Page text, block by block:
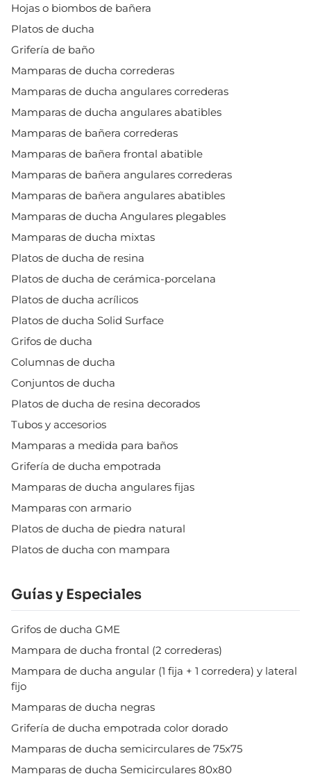
Hojas o biombos de bañera
Platos de ducha
Grifería de baño
Mamparas de ducha correderas
Mamparas de ducha angulares correderas
Mamparas de ducha angulares abatibles
Mamparas de bañera correderas
Mamparas de bañera frontal abatible
Mamparas de bañera angulares correderas
Mamparas de bañera angulares abatibles
Mamparas de ducha Angulares plegables
Mamparas de ducha mixtas
Platos de ducha de resina
Platos de ducha de cerámica-porcelana
Platos de ducha acrílicos
Platos de ducha Solid Surface
Grifos de ducha
Columnas de ducha
Conjuntos de ducha
Platos de ducha de resina decorados
Tubos y accesorios
Mamparas a medida para baños
Grifería de ducha empotrada
Mamparas de ducha angulares fijas
Mamparas con armario
Platos de ducha de piedra natural
Platos de ducha con mampara
Guías y Especiales
Grifos de ducha GME
Mampara de ducha frontal (2 correderas)
Mampara de ducha angular (1 fija + 1 corredera) y lateral
fijo
Mamparas de ducha negras
Grifería de ducha empotrada color dorado
Mamparas de ducha semicirculares de 75x75
Mamparas de ducha Semicirculares 80x80